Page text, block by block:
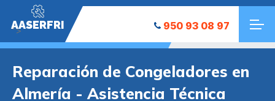
AASERFRI
"> 950 93 08 97
Reparación de Congeladores en
Almería - Asistencia Técnica